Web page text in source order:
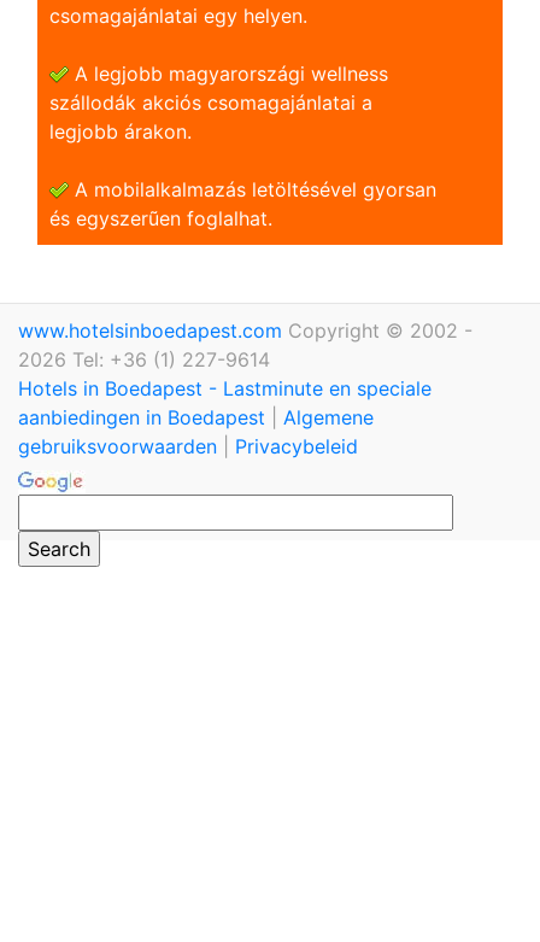
csomagajánlatai egy helyen.
A legjobb magyarországi wellness
szállodák akciós csomagajánlatai a
legjobb árakon.
A mobilalkalmazás letöltésével gyorsan
és egyszerũen foglalhat.
www.hotelsinboedapest.com Copyright © 2002 -
2026 Tel: +36 (1) 227-9614
Hotels in Boedapest - Lastminute en speciale
aanbiedingen in Boedapest
Algemene
gebruiksvoorwaarden
Privacybeleid